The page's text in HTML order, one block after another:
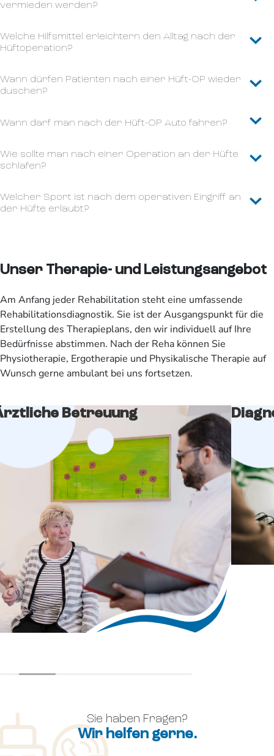
vermieden werden?
Welche Hilfsmittel erleichtern den Alltag nach der
Hüftoperation?
Wann dürfen Patienten nach einer Hüft-OP wieder
duschen?
Wann darf man nach der Hüft-OP Auto fahren?
Wie sollte man nach einer Operation an der Hüfte
schlafen?
Welcher Sport ist nach dem operativen Eingriff an
der Hüfte erlaubt?
Unser Therapie- und Leistungsangebot
Am Anfang jeder Rehabilitation steht eine umfassende
Rehabilitationsdiagnostik. Sie ist der Ausgangspunkt für die
Erstellung des Therapieplans, den wir individuell auf Ihre
Bedürfnisse abstimmen. Nach der Reha können Sie
Physiotherapie, Ergotherapie und Physikalische Therapie auf
Wunsch gerne ambulant bei uns fortsetzen.
Betreuung
Sie haben Fragen?
Wir helfen gerne.